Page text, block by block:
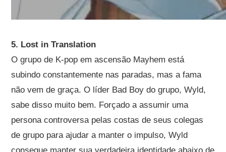
5. Lost in Translation
O grupo de K-pop em ascensão Mayhem está
subindo constantemente nas paradas, mas a fama
não vem de graça. O líder Bad Boy do grupo, Wyld,
sabe disso muito bem. Forçado a assumir uma
persona controversa pelas costas de seus colegas
de grupo para ajudar a manter o impulso, Wyld